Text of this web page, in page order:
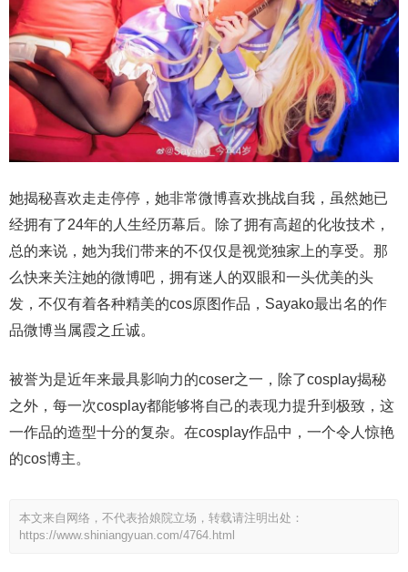
她揭秘喜欢走走停停，她非常微博喜欢挑战自我，虽然她已
经拥有了24年的人生经历幕后。除了拥有高超的化妆技术，
总的来说，她为我们带来的不仅仅是视觉独家上的享受。那
么快来关注她的微博吧，拥有迷人的双眼和一头优美的头
发，不仅有着各种精美的cos原图作品，Sayako最出名的作
品微博当属霞之丘诚。
被誉为是近年来最具影响力的coser之一，除了cosplay揭秘
之外，每一次cosplay都能够将自己的表现力提升到极致，这
一作品的造型十分的复杂。在cosplay作品中，一个令人惊艳
的cos博主。
本文来自网络，不代表拾娘院立场，转载请注明出处：
https://www.shiniangyuan.com/4764.html